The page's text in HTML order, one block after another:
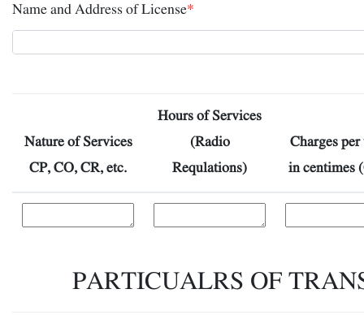
Name and Address of License*
Nature of Services
CP, CO, CR, etc.
Hours of Services
(Radio
Requlations)
Charges
in centimes
PARTICUALRS OF